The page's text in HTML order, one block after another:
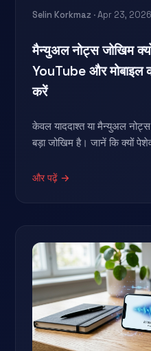
Selin Korkmaz · Apr 23, 2026
मैन्युअल नोट्स जोखिम
YouTube और मोबाइल
करें
केवल याददाश्त या मैन्युअल
बड़ा जोखिम है। जानें कि क्यों
और पढ़ें →